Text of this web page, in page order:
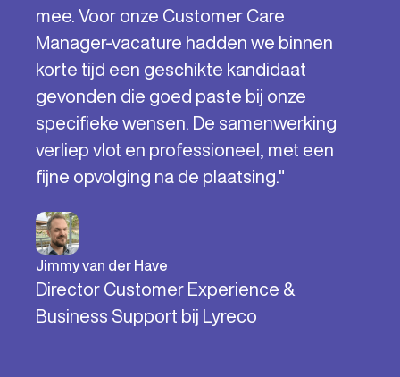
mee. Voor onze Customer Care
Manager-vacature hadden we binnen
korte tijd een geschikte kandidaat
gevonden die goed paste bij onze
specifieke wensen. De samenwerking
verliep vlot en professioneel, met een
fijne opvolging na de plaatsing."
Jimmy van der Have
Director Customer Experience &
Business Support bij Lyreco